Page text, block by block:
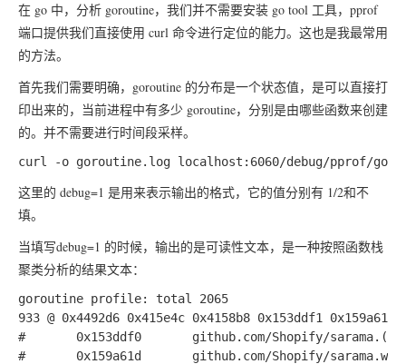
在 go 中，分析 goroutine，我们并不需要安装 go tool 工具，pprof
端口提供我们直接使用 curl 命令进行定位的能力。这也是我最常用
的方法。
首先我们需要明确，goroutine 的分布是一个状态值，是可以直接打
印出来的，当前进程中有多少 goroutine，分别是由哪些函数来创建
的。并不需要进行时间段采样。
这里的 debug=1 是用来表示输出的格式，它的值分别有 1/2和不
填。
当填写debug=1 的时候，输出的是可读性文本，是一种按照函数栈
聚类分析的结果文本：
goroutine profile: total 2065
933 @ 0x4492d6 0x415e4c 0x4158b8 0x153ddf1 0x159a61e
#       0x153ddf0       github.com/Shopify/
#       0x159a61d       github.com/Shopify/